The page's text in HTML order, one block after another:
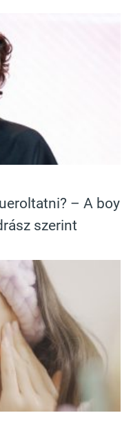
– A boy
szerint